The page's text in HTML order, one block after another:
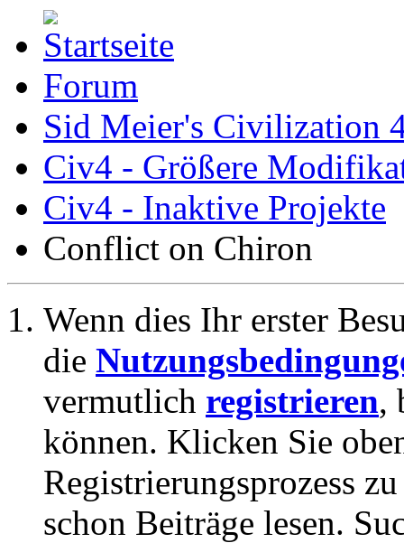
Forum
Sid Meier's Civilization
Civ4 - Größere
Civ4 - Inaktive Projekte
Conflict on Chiron
Wenn dies Ihr erster
die
vermutlich registrieren,
können. Klicken Sie
Registrierungsprozess
schon Beiträge lesen.